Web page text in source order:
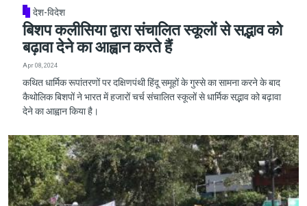
देश-विदेश
बिशप कलीसिया द्वारा संचालित स्कूलों से सद्भाव को
बढ़ावा देने का आह्वान करते हैं
Apr 08, 2024
कथित धार्मिक रूपांतरणों पर दक्षिणपंथी हिंदू समूहों के गुस्से का सामना करने के बाद
कैथोलिक बिशपों ने भारत में हजारों चर्च संचालित स्कूलों से धार्मिक सद्भाव को बढ़ावा
देने का आह्वान किया है।